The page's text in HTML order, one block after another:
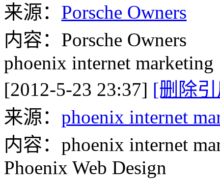
来源： Porsche Owners
内容：Porsche Owners
phoenix internet marketing
[2012-5-23 23:37] [删除
来源： phoenix internet
内容：phoenix internet
Phoenix Web Design